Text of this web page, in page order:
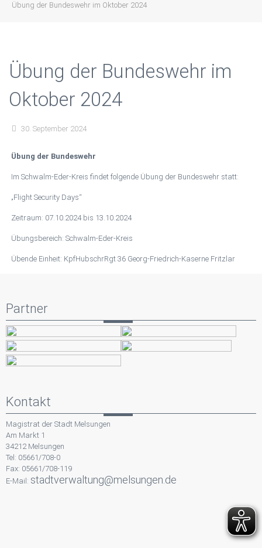
Übung der Bundeswehr im Oktober 2024
Übung der Bundeswehr im
Oktober 2024
30. September 2024
Übung der Bundeswehr
Im Schwalm-Eder-Kreis findet folgende Übung der Bundeswehr statt:
„Flight Security Days“
Zeitraum: 07.10.2024 bis 13.10.2024
Übungsbereich: Schwalm-Eder-Kreis
Übende Einheit: KpfHubschrRgt 36 Georg-Friedrich-Kaserne Fritzlar
Partner
Kontakt
Magistrat der Stadt Melsungen
Am Markt 1
34212 Melsungen
Tel: 05661/708-0
Fax: 05661/708-119
E-Mail: stadtverwaltung@melsungen.de